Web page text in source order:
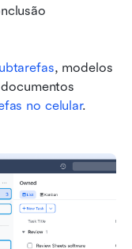
, modelos
no celular.